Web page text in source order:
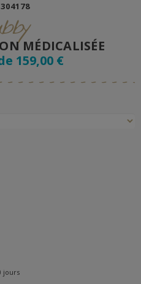
MÉDICALISÉE
159,00 €
jours